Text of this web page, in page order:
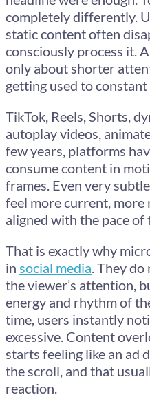
completely differently.
static content often
consciously process it.
only about shorter
getting used to constant
TikTok, Reels, Shorts,
autoplay videos,
few years, platforms
consume content in
frames. Even very
feel more current,
aligned with the pace
That is exactly why
in social media . They
the viewer’s attention,
energy and rhythm of
time, users instantly
excessive. Content
starts feeling like an ad
the scroll, and that
reaction.